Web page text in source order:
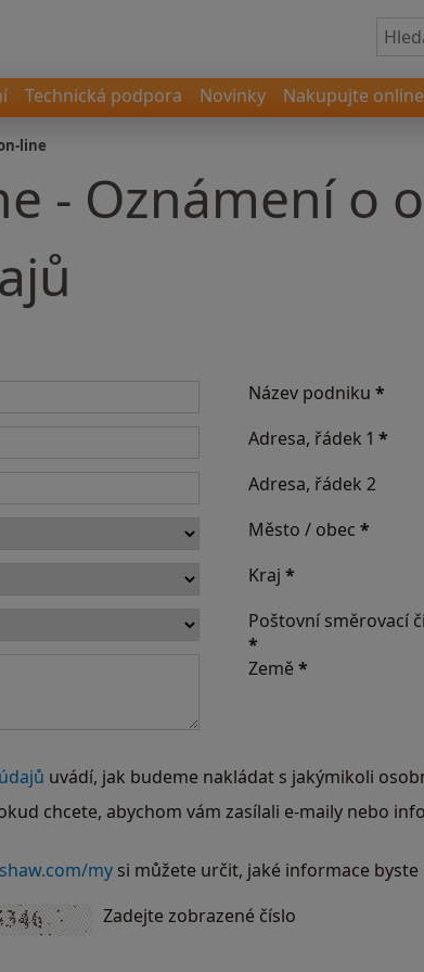
Technická podpora Novinky Nakupujte online
line
- Oznámení o
Název podniku *
Adresa, řádek 1 *
Adresa, řádek 2
Město / obec *
Kraj *
Poštovní směrovací
*
Země*
uvádí, jak budeme nakládat s jakýmikoli
chcete, abychom vám zasílali e-maily nebo
my si můžete určit, jaké informace
Zadejte zobrazené číslo